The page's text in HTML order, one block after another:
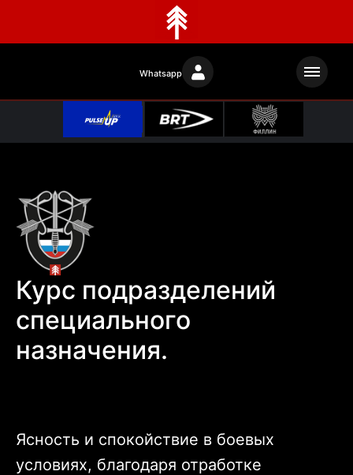
Whatsapp
Курс подразделений
специального
назначения.
Ясность и спокойствие в боевых
условиях, благодаря отработке